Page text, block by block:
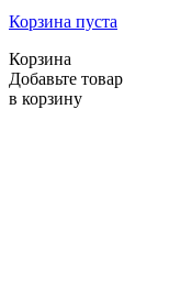
Корзина пуста
Корзина
Добавьте товар
в корзину